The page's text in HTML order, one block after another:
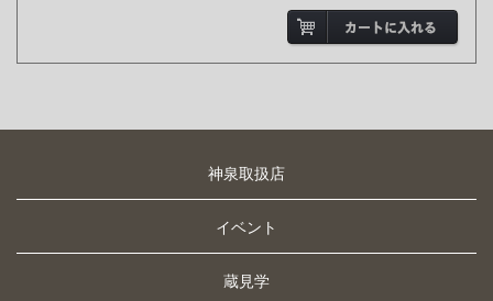
神泉取扱店
イベント
蔵見学